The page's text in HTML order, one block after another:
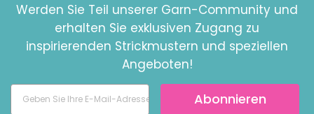
Werden Sie Teil unserer Garn-Community und
erhalten Sie exklusiven Zugang zu
inspirierenden Strickmustern und speziellen
Angeboten!
Abonnieren